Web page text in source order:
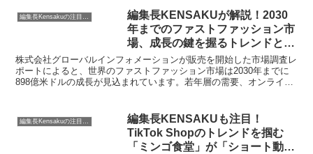
編集長Kensakuの注目ネタ
編集長KENSAKUが解説！2030
年までのファストファッション市
場、成長の鍵を握るトレンドと
は？
株式会社グローバルインフォメーションが販売を開始した市場調査レ
ポートによると、世界のファストファッション市場は2030年までに
898億米ドルの成長が見込まれています。若年層の需要、オンライン
KENSAKUがその詳細と市場の未来について深掘りします。
編集長KENSAKUも注目！
TikTok Shopのトレンドを掴む
「ミンゴ食堂」が「ショート動画